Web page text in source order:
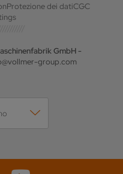
Protezione dei datiCGC
GmbH -
group.com